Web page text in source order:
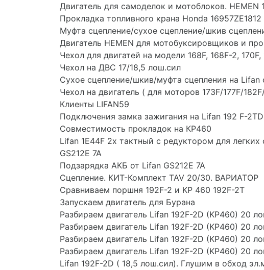
Двигатель для самоделок и мотоблоков. HEMEN
Прокладка топливного крана Honda
Муфта сцепление/сухое сцепление/шкив
Двигатель HEMEN для мотобуксировщиков и
Чехол для двигатей на модели 168F, 168F-2, 170F,
Чехол на ДВС 17/18,5 лош.сил
Сухое сцепление/шкив/муфта сцепления на
Чехол на двигатель ( для моторов 173F/177F/
Клиенты LIFAN59
Подключения замка зажигания на Lifan 192 F-
Совместимость прокладок на КР460
Lifan 1E44F 2х тактный с редуктором для легких
GS212E 7A
Подзарядка АКБ от Lifan GS212E 7A
Сцепление. КИТ-Комплект TAV 20/30. ВАРИАТОР
Сравниваем поршня 192F-2 и KP 460 192F-2T
Запускаем двигатель для Бурана
Разбираем двигатель Lifan 192F-2D (KP460) 20
Разбираем двигатель Lifan 192F-2D (KP460) 20
Разбираем двигатель Lifan 192F-2D (KP460) 20
Разбираем двигатель Lifan 192F-2D (KP460) 20
Lifan 192F-2D ( 18,5 лош.сил). Глушим в обход